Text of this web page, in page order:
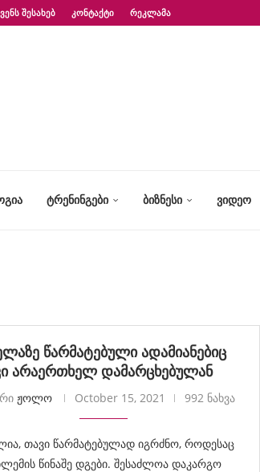
– ᲤᲡᲘᲥᲝᲚᲝᲒᲘᲡ...
ᲨᲔᲡᲐᲮᲔᲑ ᲙᲝᲜᲢᲐᲥᲢᲘ ᲠᲔᲙᲚᲐᲛᲐ
ᲢᲠᲔᲜᲘᲜᲒᲔᲑᲘ ᲑᲘᲖᲜᲔᲡᲘ ᲕᲘᲓᲔᲝ
წარმატებული ადამიანებიც
არაერთხელ დამარცხებულან
ჟოლო October 15, 2021 992 ნახვა
თავი წარმატებულად იგრძნო, როდესაც
წინაშე დგები. შესაძლოა დაკარგო